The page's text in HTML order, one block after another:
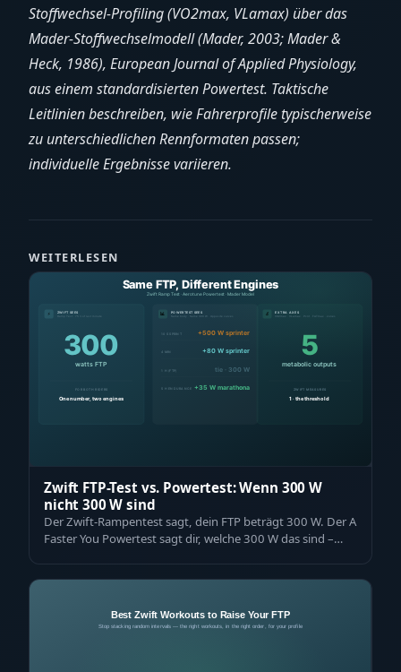
Stoffwechsel-Profiling (VO2max, VLamax) über das
Mader-Stoffwechselmodell (Mader, 2003; Mader &
Heck, 1986), European Journal of Applied Physiology,
aus einem standardisierten Powertest. Taktische
Leitlinien beschreiben, wie Fahrerprofile typischerweise
zu unterschiedlichen Rennformaten passen;
individuelle Ergebnisse variieren.
WEITERLESEN
Zwift FTP-Test vs. Powertest: Wenn 300 W
nicht 300 W sind
Der Zwift-Rampentest sagt, dein FTP beträgt 300 W. Der A
Faster You Powertest sagt dir, welche 300 W das sind –